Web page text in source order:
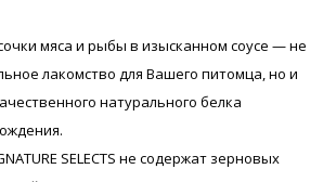
мяса и рыбы в изысканном соусе — не
лакомство для Вашего питомца, но и
натурального белка
SELECTS не содержат зерновых